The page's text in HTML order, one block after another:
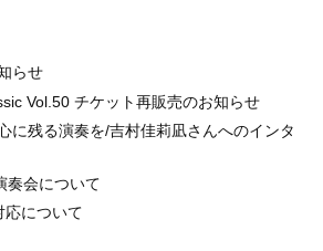
らせ
Vol.50 チケット再販売のお知らせ
に残る演奏を/吉村佳莉凪さんへのインタ
奏会について
応について